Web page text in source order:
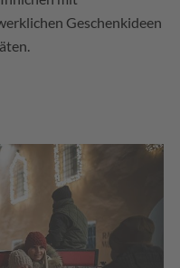
Geschenkideen